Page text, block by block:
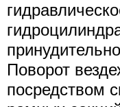
Поворот
посредством